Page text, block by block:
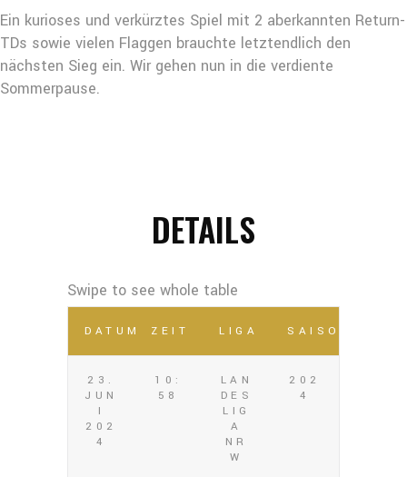
Ein kurioses und verkürztes Spiel mit 2 aberkannten Return-
TDs sowie vielen Flaggen brauchte letztendlich den
nächsten Sieg ein. Wir gehen nun in die verdiente
Sommerpause.
DETAILS
DATUM ZEIT LIGA SAISON
23.
JUN
I
202
4
10:
58
LAN
DES
LIG
A
NR
W
202
4